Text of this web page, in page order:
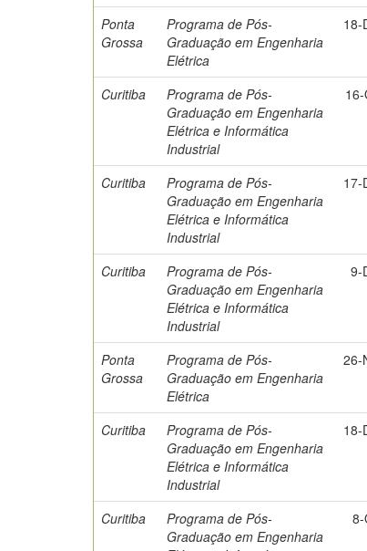
Ponta
Grossa
Programa de Pós-
Graduação em Engenharia
Elétrica
18-
Curitiba
Programa de Pós-
Graduação em Engenharia
Elétrica e Informática
Industrial
Curitiba
Programa de Pós-
Graduação em Engenharia
Elétrica e Informática
Industrial
17-
Curitiba
Programa de Pós-
Graduação em Engenharia
Elétrica e Informática
Industrial
9-
Ponta
Grossa
Programa de Pós-
Graduação em Engenharia
Elétrica
26-
Curitiba
Programa de Pós-
Graduação em Engenharia
Elétrica e Informática
Industrial
18-
Curitiba
Programa de Pós-
Graduação em Engenharia